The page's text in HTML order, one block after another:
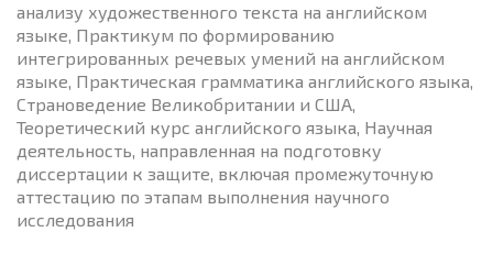
анализу художественного текста на английском
языке, Практикум по формированию
интегрированных речевых умений на английском
языке, Практическая грамматика английского языка,
Страноведение Великобритании и США,
Теоретический курс английского языка, Научная
деятельность, направленная на подготовку
диссертации к защите, включая промежуточную
аттестацию по этапам выполнения научного
исследования